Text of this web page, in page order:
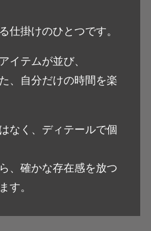
仕掛けのひとつです。
イテムが並び、
、自分だけの時間を楽
なく、ディテールで個
、確かな存在感を放つ
す。